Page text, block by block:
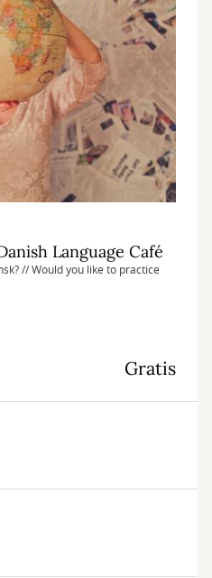
Language Café
// Would you like to practice
Gratis